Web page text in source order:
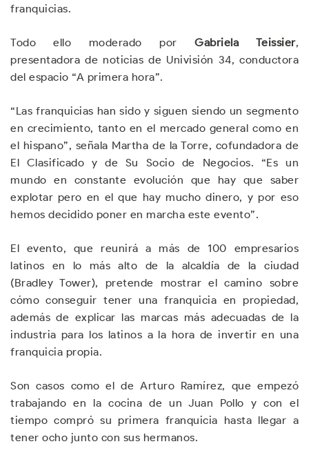
franquicias.
Todo ello moderado porGabriela Teissier,
presentadora de noticias de Univisión 34, conductora
del espacio “A primera hora”.
“Las franquicias han sido y siguen siendo un segmento
en crecimiento, tanto en el mercado general como en
el hispano”, señala Martha de la Torre, cofundadora de
El Clasificado y de Su Socio de Negocios. “Es un
mundo en constante evolución que hay que saber
explotar pero en el que hay mucho dinero, y por eso
hemos decidido poner en marcha este evento”.
El evento, que reunirá a más de 100 empresarios
latinos en lo más alto de la alcaldía de la ciudad
(Bradley Tower), pretende mostrar el camino sobre
cómo conseguir tener una franquicia en propiedad,
además de explicar las marcas más adecuadas de la
industria para los latinos a la hora de invertir en una
franquicia propia.
Son casos como el de Arturo Ramírez, que empezó
trabajando en la cocina de un Juan Pollo y con el
tiempo compró su primera franquicia hasta llegar a
tener ocho junto con sus hermanos.